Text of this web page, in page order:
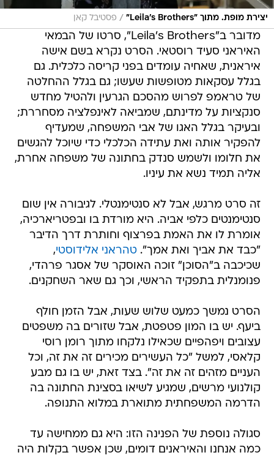
יצירת מופת. מתוך "Leila's Brothers" / פסטיבל קאן
מדובר ב"Leila's Brothers", סרטו של הבמאי
האיראני סעיד רוסטאי. הסרט נקרא בשם אישה
איראנית, שאחיה עומדים בפני קריסה כלכלית. גם
בגלל עסקאות מטופשות שעשו; גם בגלל ההחלטה
של טראמפ לפרוש מהסכם הגרעין ולהטיל מחדש
סנקציות על מדינתם, שמביאה לאינפלציה מסחררת;
ובעיקר בגלל האגו של אבי המשפחה, שמעדיף
להפקיר אותה ואת עתידה הכלכלי כדי שיוכל להגשים
את חלומו ולשמש סנדק בחתונה של משפחה אחרת,
אליה תמיד נשא את עיניו.
זה סרט מרגש, אבל לא סנטימנטלי. לגיבורה אין שום
סנטימנטים כלפי אביה. היא מורדת בו ובפטריארכיה,
אומרת לו את האמת בפרצוף וחותרת דרך הדיבר
"כבד את אביך ואת אמך".טהראני אלידוסטי,
שכיכבה ב"הסוכן" זוכה האוסקר של אסגר פרהדי,
פנומנלית בתפקיד הראשי, וכך גם שאר השחקנים.
הסרט נמשך כמעט שלוש שעות, אבל הזמן חולף
ביעף. יש בו המון פטפטת, אבל שזורים בה משפטים
עצובים ויפהפיים שכאילו נלקחו מתוך רומן רוסי
קלאסי, למשל "כל העשירים מכירים זה את זה, וכל
העניים מזהים זה את זה". בצד זאת, יש בו גם מבע
קולנועי מרשים, שמגיע לשיאו בסצינת החתונה בה
הדרמה המשפחתית מתוארת במלוא התנופה.
סגולה נוספת של הפנינה הזו: היא גם ממחישה עד
כמה אנחנו והאיראנים דומים, שכן אפשר בקלות היה